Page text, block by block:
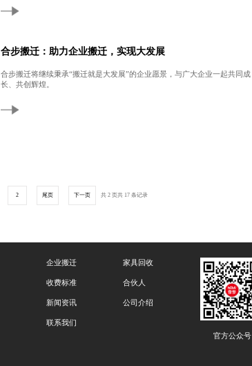
合步搬迁：助力企业搬迁，实现大发展
合步搬迁将继续秉承“搬迁就是大发展”的企业愿景，与广大企业一起共同成
长、共创辉煌。
2 尾页 下一页 共 2 页共 17 条记录
企业搬迁
收费标准
新闻资讯
联系我们
家具回收
合伙人
公司介绍
官方公众号